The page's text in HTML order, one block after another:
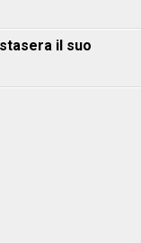
il suo